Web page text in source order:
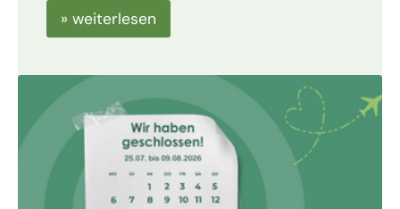
» weiterlesen